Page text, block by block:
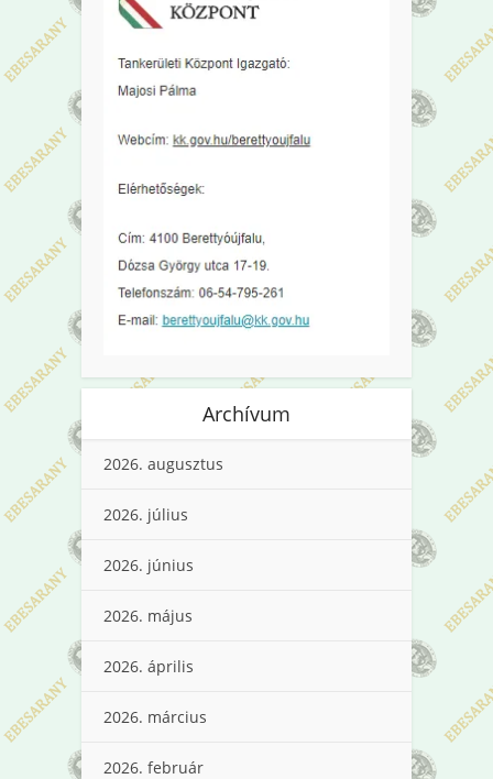
Archívum
2026. augusztus
2026. július
2026. június
2026. május
2026. április
2026. március
2026. február